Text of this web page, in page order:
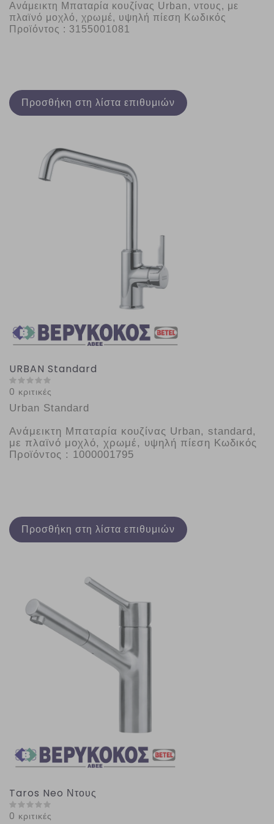
Ανάμεικτη Μπαταρία κουζίνας Urban, ντους, με
πλαϊνό μοχλό, χρωμέ, υψηλή πίεση Κωδικός
Προϊόντος : 3155001081
Προσθήκη στη λίστα επιθυμιών
URBAN Standard
0 κριτικές
Urban Standard
Ανάμεικτη Μπαταρία κουζίνας Urban, standard,
με πλαϊνό μοχλό, χρωμέ, υψηλή πίεση Κωδικός
Προϊόντος : 1000001795
Προσθήκη στη λίστα επιθυμιών
Taros Neo Ντους
0 κριτικές